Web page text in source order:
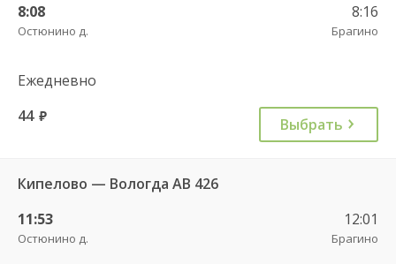
8:08
Остюнино д.
8:16
Брагино
Ежедневно
44 руб. Выбрать
Кипелово — Вологда АВ 426
11:53
Остюнино д.
12:01
Брагино